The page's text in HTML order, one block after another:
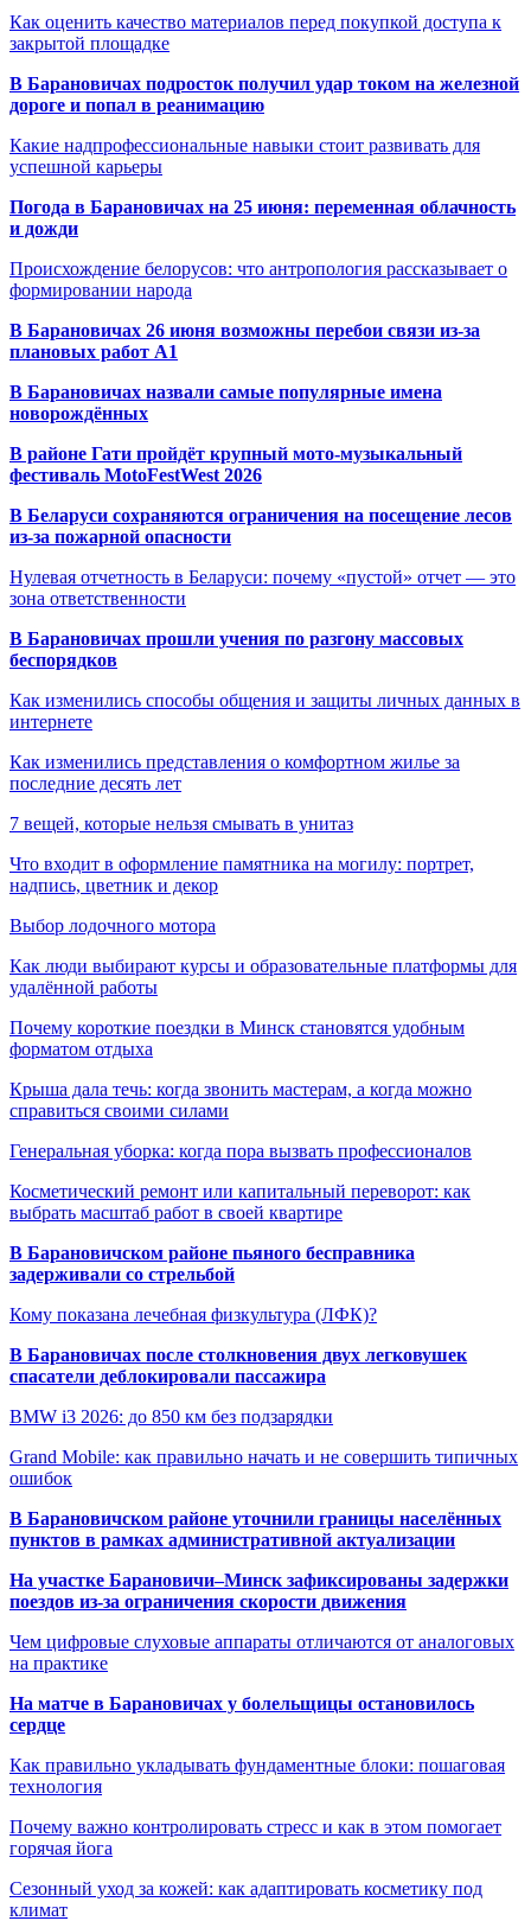
Как оценить качество материалов перед покупкой доступа к
закрытой площадке
В Барановичах подросток получил удар током на железной
дороге и попал в реанимацию
Какие надпрофессиональные навыки стоит развивать для
успешной карьеры
Погода в Барановичах на 25 июня: переменная облачность
и дожди
Происхождение белорусов: что антропология рассказывает о
формировании народа
В Барановичах 26 июня возможны перебои связи из-за
плановых работ A1
В Барановичах назвали самые популярные имена
новорождённых
В районе Гати пройдёт крупный мото-музыкальный
фестиваль MotoFestWest 2026
В Беларуси сохраняются ограничения на посещение лесов
из-за пожарной опасности
Нулевая отчетность в Беларуси: почему «пустой» отчет — это
зона ответственности
В Барановичах прошли учения по разгону массовых
беспорядков
Как изменились способы общения и защиты личных данных в
интернете
Как изменились представления о комфортном жилье за
последние десять лет
7 вещей, которые нельзя смывать в унитаз
Что входит в оформление памятника на могилу: портрет,
надпись, цветник и декор
Выбор лодочного мотора
Как люди выбирают курсы и образовательные платформы для
удалённой работы
Почему короткие поездки в Минск становятся удобным
форматом отдыха
Крыша дала течь: когда звонить мастерам, а когда можно
справиться своими силами
Генеральная уборка: когда пора вызвать профессионалов
Косметический ремонт или капитальный переворот: как
выбрать масштаб работ в своей квартире
В Барановичском районе пьяного бесправника
задерживали со стрельбой
Кому показана лечебная физкультура (ЛФК)?
В Барановичах после столкновения двух легковушек
спасатели деблокировали пассажира
BMW i3 2026: до 850 км без подзарядки
Grand Mobile: как правильно начать и не совершить типичных
ошибок
В Барановичском районе уточнили границы населённых
пунктов в рамках административной актуализации
На участке Барановичи–Минск зафиксированы задержки
поездов из-за ограничения скорости движения
Чем цифровые слуховые аппараты отличаются от аналоговых
на практике
На матче в Барановичах у болельщицы остановилось
сердце
Как правильно укладывать фундаментные блоки: пошаговая
технология
Почему важно контролировать стресс и как в этом помогает
горячая йога
Сезонный уход за кожей: как адаптировать косметику под
климат